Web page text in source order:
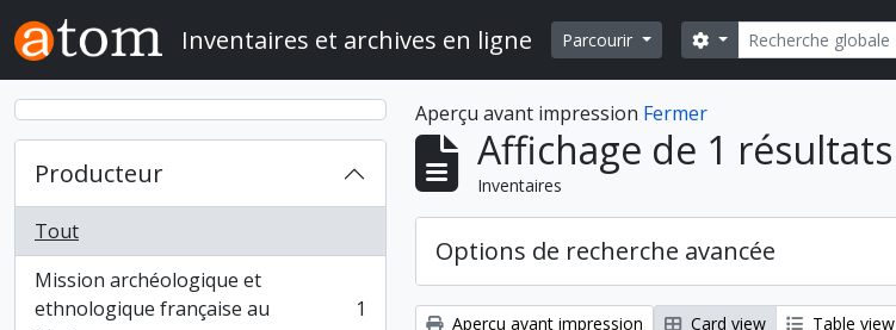
Skip to main content
Inventaires et archives en ligne Parcourir Rechercher
Search options
Producteur
Tout
Mission archéologique et
ethnologique française au
, 1 résultats 1
Aperçu avant impression Fermer
Affichage de 1 résultats
Inventaires
Options de recherche avancée
Aperçu avant impression Card view Table view